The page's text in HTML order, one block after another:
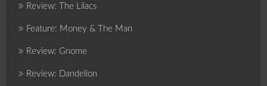
Review: The Lilacs
Feature: Money & The Man
Review: Gnome
Review: Dandelion